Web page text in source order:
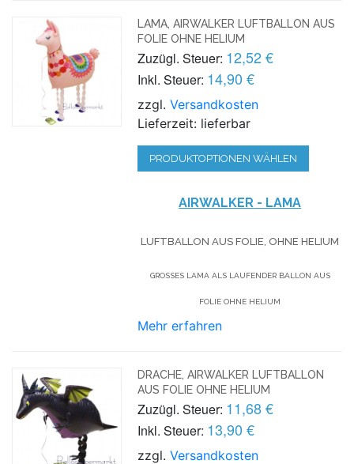
LAMA, AIRWALKER LUFTBALLON AUS
FOLIE OHNE HELIUM
Zuzügl. Steuer: 12,52 €
Inkl. Steuer: 14,90 €
zzgl.Versandkosten
Lieferzeit: lieferbar
PRODUKTOPTIONEN WÄHLEN
AIRWALKER - LAMA
LUFTBALLON AUS FOLIE, OHNE HELIUM
GROSSES LAMA ALS LAUFENDER BALLON AUS F
OLIE OHNE HELIUM
Mehr erfahren
DRACHE, AIRWALKER LUFTBALLON
AUS FOLIE OHNE HELIUM
Zuzügl. Steuer: 11,68 €
Inkl. Steuer: 13,90 €
zzgl.Versandkosten